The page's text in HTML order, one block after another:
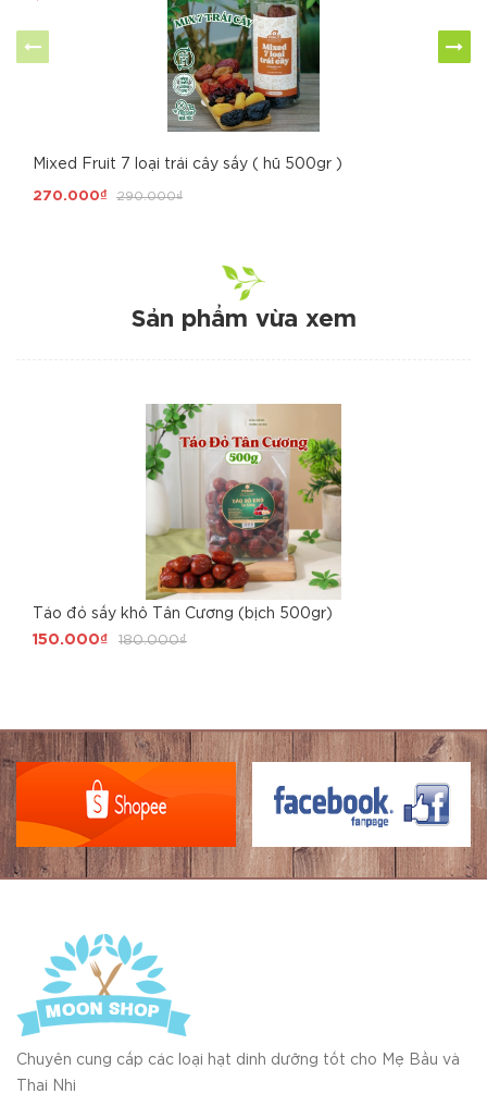
Mixed Fruit 7 loại trái cây sấy ( hũ 500gr )
270.000₫ 290.000₫
Sản phẩm vừa xem
Táo đỏ sấy khô Tân Cương (bịch 500gr)
150.000₫
180.000₫
Chuyên cung cấp các loại hạt dinh dưỡng tốt cho Mẹ Bầu và
Thai Nhi